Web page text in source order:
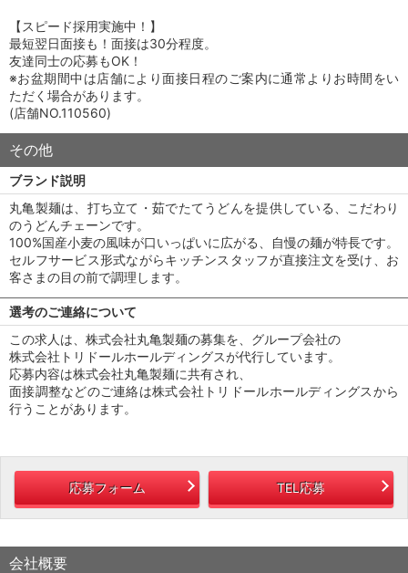
【スピード採用実施中！】
最短翌日面接も！面接は30分程度。
友達同士の応募もOK！
※お盆期間中は店舗により面接日程のご案内に通常よりお時間をい
ただく場合があります。
(店舗NO.110560)
その他
ブランド説明
丸亀製麺は、打ち立て・茹でたてうどんを提供している、こだわり
のうどんチェーンです。
100%国産小麦の風味が口いっぱいに広がる、自慢の麺が特長です。
セルフサービス形式ながらキッチンスタッフが直接注文を受け、お
客さまの目の前で調理します。
選考のご連絡について
この求人は、株式会社丸亀製麺の募集を、グループ会社の
株式会社トリドールホールディングスが代行しています。
応募内容は株式会社丸亀製麺に共有され、
面接調整などのご連絡は株式会社トリドールホールディングスから
行うことがあります。
応募フォーム TEL応募
会社概要